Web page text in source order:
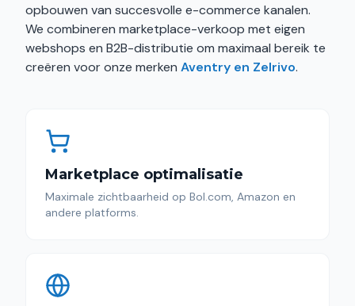
opbouwen van succesvolle e-commerce kanalen.
We combineren marketplace-verkoop met eigen
webshops en B2B-distributie om maximaal bereik te
creëren voor onze merken Aventry en Zelrivo.
Marketplace optimalisatie
Maximale zichtbaarheid op Bol.com, Amazon en
andere platforms.